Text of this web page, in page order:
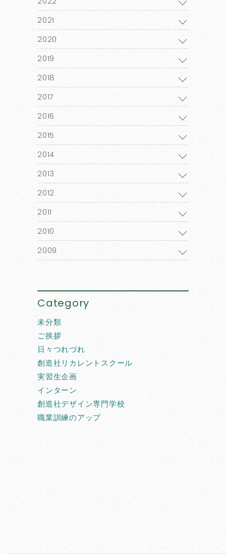
2021
2020
2019
2018
2017
2016
2015
2014
2013
2012
2011
2010
2009
Category
未分類
ご挨拶
日々つれづれ
創造社リカレントスクール
実習生企画
インターン
創造社デザイン専門学校
職業訓練のアップ